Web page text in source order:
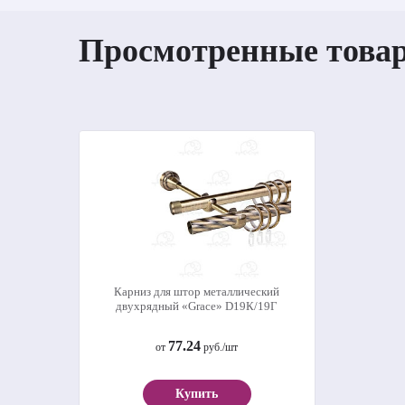
Просмотренные
Карниз для штор металлический
двухрядный «Grace» D19К/19Г
от 77.24 руб./шт
Купить